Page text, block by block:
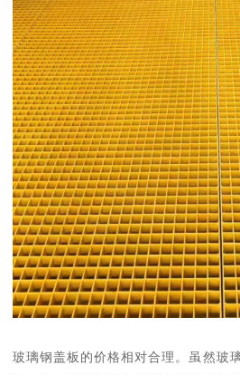
玻璃钢盖板的价格相对合理。虽然玻